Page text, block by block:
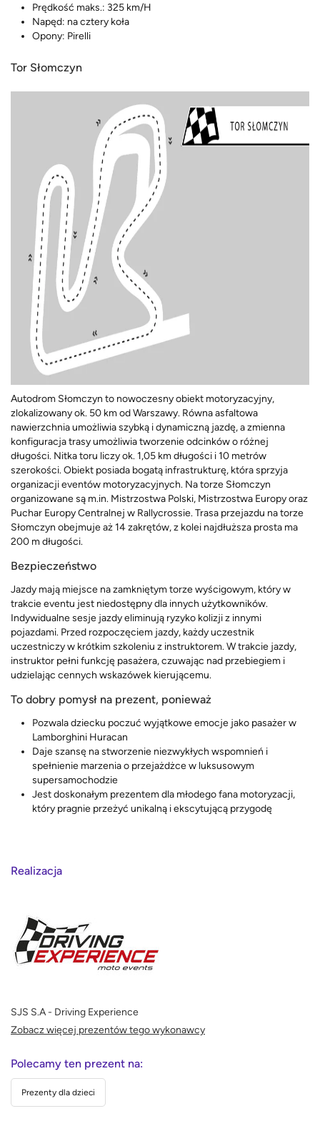
Prędkość maks.: 325 km/H
Napęd: na cztery koła
Opony: Pirelli
Tor Słomczyn
Autodrom Słomczyn to nowoczesny obiekt motoryzacyjny,
zlokalizowany ok. 50 km od Warszawy. Równa asfaltowa
nawierzchnia umożliwia szybką i dynamiczną jazdę, a zmienna
konfiguracja trasy umożliwia tworzenie odcinków o różnej
długości. Nitka toru liczy ok. 1,05 km długości i 10 metrów
szerokości. Obiekt posiada bogatą infrastrukturę, która sprzyja
organizacji eventów motoryzacyjnych. Na torze Słomczyn
organizowane są m.in. Mistrzostwa Polski, Mistrzostwa Europy oraz
Puchar Europy Centralnej w Rallycrossie. Trasa przejazdu na torze
Słomczyn obejmuje aż 14 zakrętów, z kolei najdłuższa prosta ma
200 m długości.
Bezpieczeństwo
Jazdy mają miejsce na zamkniętym torze wyścigowym, który w
trakcie eventu jest niedostępny dla innych użytkowników.
Indywidualne sesje jazdy eliminują ryzyko kolizji z innymi
pojazdami. Przed rozpoczęciem jazdy, każdy uczestnik
uczestniczy w krótkim szkoleniu z instruktorem. W trakcie jazdy,
instruktor pełni funkcję pasażera, czuwając nad przebiegiem i
udzielając cennych wskazówek kierującemu.
To dobry pomysł na prezent, ponieważ
Pozwala dziecku poczuć wyjątkowe emocje jako pasażer w
Lamborghini Huracan
Daje szansę na stworzenie niezwykłych wspomnień i
spełnienie marzenia o przejażdżce w luksusowym
supersamochodzie
Jest doskonałym prezentem dla młodego fana motoryzacji,
który pragnie przeżyć unikalną i ekscytującą przygodę
Realizacja
SJS S.A - Driving Experience
Zobacz więcej prezentów tego wykonawcy
Polecamy ten prezent na:
Prezenty dla dzieci